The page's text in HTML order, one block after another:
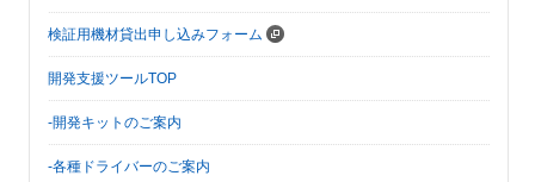
検証用機材貸出申し込みフォーム
開発支援ツールTOP
-開発キットのご案内
-各種ドライバーのご案内